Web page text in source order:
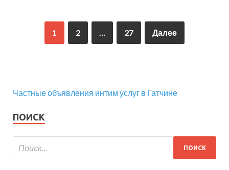
1 2 … 27 Далее
Частные объявления интим услуг в Гатчине
ПОИСК